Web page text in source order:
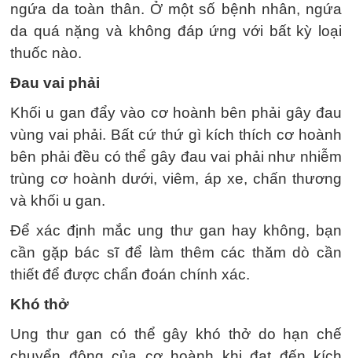
ngứa da toàn thân. Ở một số bệnh nhân, ngứa
da quá nặng và không đáp ứng với bất kỳ loại
thuốc nào.
Đau vai phải
Khối u gan đẩy vào cơ hoành bên phải gây đau
vùng vai phải. Bất cứ thứ gì kích thích cơ hoành
bên phải đều có thể gây đau vai phải như nhiễm
trùng cơ hoành dưới, viêm, áp xe, chấn thương
và khối u gan.
Để xác định mắc ung thư gan hay không, bạn
cần gặp bác sĩ để làm thêm các thăm dò cần
thiết để được chẩn đoán chính xác.
Khó thở
Ung thư gan có thể gây khó thở do hạn chế